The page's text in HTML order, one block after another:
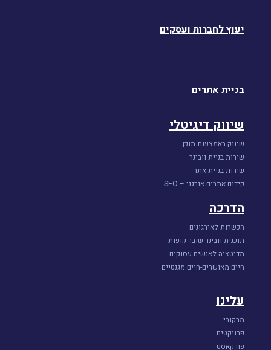
יעוץ לחברות ועסקים
בניית אתרים
שיווק דיגיטלי
שיווק באמצעות תוכן
שירות בניית וובינר
שירות בניית אתר
קידום אתרים אורגני – SEO
הדרכה
הכשרות לאירגונים
תוכנית וובינר שובר קופות
מדיטציה לאנשים עסוקים
חיים מאושרים-חיים מגנטיים
עלינו
מרקורי
פרויקטים
פודקאסט